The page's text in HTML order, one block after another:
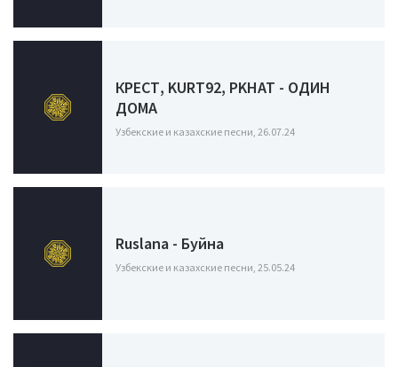
КРЕСТ, KURT92, PKHAT - ОДИН
ДОМА
Узбекские и казахские песни, 26.07.24
Ruslana - Буйна
Узбекские и казахские песни, 25.05.24